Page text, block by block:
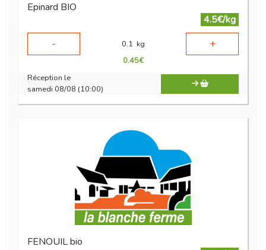
Epinard BIO
4.5€/kg
-
0.1 kg +
0.45€
Réception le
samedi 08/08 (10:00)
FENOUIL bio